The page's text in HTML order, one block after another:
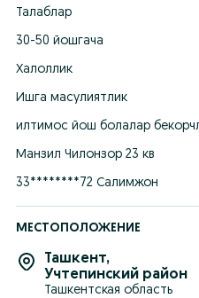
Талаблар
30-50 йошгача
Халоллик
Ишга масулиятлик
илтимос йош болалар
Манзил Чилонзор 23 кв
33********72 Салимжон
МЕСТОПОЛОЖЕНИЕ
Ташкент,
Учтепинский район
Ташкентская область